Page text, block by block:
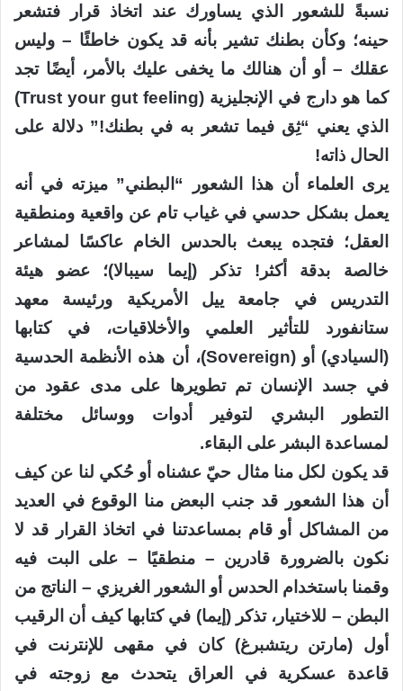
نسبةً للشعور الذي يساورك عند اتخاذ قرار فتشعر
حينه؛ وكأن بطنك تشير بأنه قد يكون خاطئًا – وليس
عقلك – أو أن هنالك ما يخفى عليك بالأمر، أيضًا تجد
كما هو دارج في الإنجليزية (Trust your gut feeling)
الذي يعني “ثِق فيما تشعر به في بطنك!” دلالة على
الحال ذاته!
يرى العلماء أن هذا الشعور “البطني” ميزته في أنه
يعمل بشكل حدسي في غياب تام عن واقعية ومنطقية
العقل؛ فتجده يبعث بالحدس الخام عاكسًا لمشاعر
خالصة بدقة أكثر! تذكر (إيما سيبالا)؛ عضو هيئة
التدريس في جامعة ييل الأمريكية ورئيسة معهد
ستانفورد للتأثير العلمي والأخلاقيات، في كتابها
(السيادي) أو (Sovereign)، أن هذه الأنظمة الحدسية
في جسد الإنسان تم تطويرها على مدى عقود من
التطور البشري لتوفير أدوات ووسائل مختلفة
لمساعدة البشر على البقاء.
قد يكون لكل منا مثال حيّ عشناه أو حُكي لنا عن كيف
أن هذا الشعور قد جنب البعض منا الوقوع في العديد
من المشاكل أو قام بمساعدتنا في اتخاذ القرار قد لا
نكون بالضرورة قادرين – منطقيًا – على البت فيه
وقمنا باستخدام الحدس أو الشعور الغريزي – الناتج من
البطن – للاختيار، تذكر (إيما) في كتابها كيف أن الرقيب
أول (مارتن ريتشبرغ) كان في مقهى للإنترنت في
قاعدة عسكرية في العراق يتحدث مع زوجته في